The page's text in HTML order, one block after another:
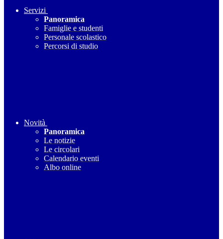
Servizi
Panoramica
Famiglie e studenti
Personale scolastico
Percorsi di studio
Novità
Panoramica
Le notizie
Le circolari
Calendario eventi
Albo online